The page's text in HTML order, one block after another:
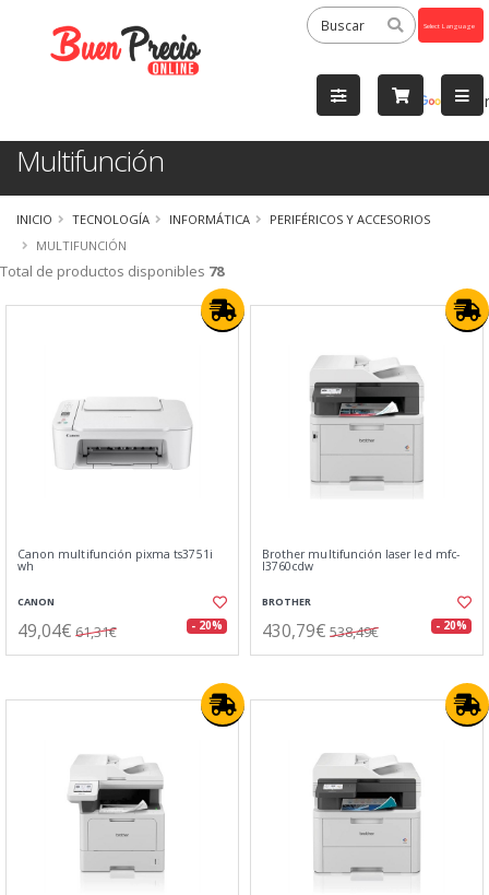
by
Multifunción
INICIO TECNOLOGÍA INFORMÁTICA
PERIFÉRICOS Y ACCESORIOS
MULTIFUNCIÓN
Total de productos disponibles 78
Canon multifunción pixma ts3751i
wh
CANON
49,04€ 61,31€ - 20%
Brother multifunción laser led mfc-
l3760cdw
BROTHER
430,79€ 538,49€ - 20%